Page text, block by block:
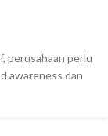
perusahaan perlu
awareness dan